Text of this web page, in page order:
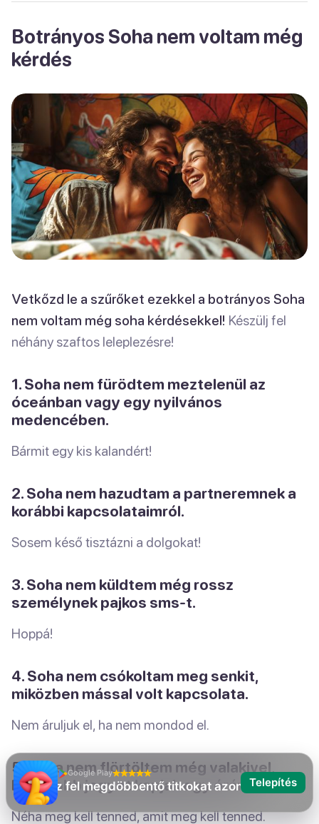
Botrányos Soha nem voltam még
kérdés
Vetkőzd le a szűrőket ezekkel a botrányos Soha
nem voltam még soha kérdésekkel! Készülj fel
néhány szaftos leleplezésre!
1. Soha nem fürödtem meztelenül az
óceánban vagy egy nyilvános
medencében.
Bármit egy kis kalandért!
2. Soha nem hazudtam a partneremnek a
korábbi kapcsolataimról.
Sosem késő tisztázni a dolgokat!
3. Soha nem küldtem még rossz
személynek pajkos sms-t.
Hoppá!
4. Soha nem csókoltam meg senkit,
miközben mással volt kapcsolata.
Nem áruljuk el, ha nem mondod el.
5. Soha nem flörtöltem még valakivel,
hogy jobb jegyet kapjak egy órán.
Néha meg kell tenned, amit meg kell tenned.
Google Play
Én még soha Telepítés